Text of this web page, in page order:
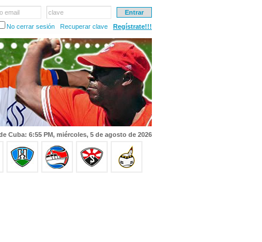
email
clave
No cerrar sesión
Recuperar clave Regístrate!!!
Cuba: 6:55 PM, miércoles, 5 de agosto de 2026